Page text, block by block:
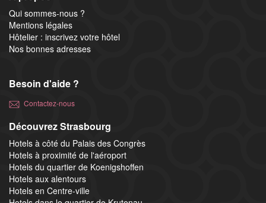
Qui sommes-nous ?
Mentions légales
Hôtelier : inscrivez votre hôtel
Nos bonnes adresses
Besoin d'aide ?
Contactez-nous
Découvrez Strasbourg
Hotels à côté du Palais des Congrès
Hotels à proximité de l'aéroport
Hotels du quartier de Koenigshoffen
Hotels aux alentours
Hotels en Centre-ville